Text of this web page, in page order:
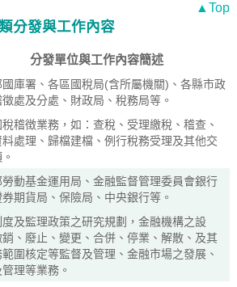
▲Top
分發與工作內容
分發單位與工作內容簡述
國庫署、各區國稅局(含所屬機關)、各縣市政
處及分處、財政局、稅務局等。
稽徴業務，如：查稅、受理繳稅、稽查、
處理、歸檔建檔、例行稅務受理及其他交
勞動基金運用局、金融監督管理委員會銀行
期貨局、保險局、中央銀行等。
及監理政策之研究規劃，金融機構之設
銷、廢止、變更、合併、停業、解散、及其
圍核定等監督及管理、金融市場之發展、
理等業務。